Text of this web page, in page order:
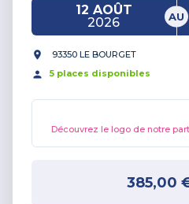
12 AOÛT
2026
AU
93350 LE BOURGET
5 places disponibles
Découvrez le logo de notre
385,00